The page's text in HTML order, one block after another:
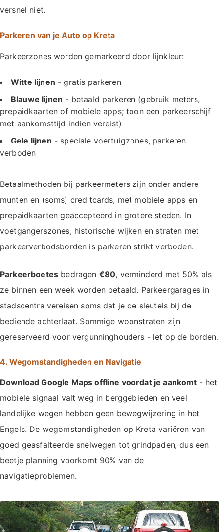
versnel niet.
Parkeren van je Auto op Kreta
Parkeerzones worden gemarkeerd door lijnkleur:
Witte lijnen - gratis parkeren
Blauwe lijnen - betaald parkeren (gebruik meters,
prepaidkaarten of mobiele apps; toon een parkeerschijf
met aankomsttijd indien vereist)
Gele lijnen - speciale voertuigzones, parkeren
verboden
Betaalmethoden bij parkeermeters zijn onder andere
munten en (soms) creditcards, met mobiele apps en
prepaidkaarten geaccepteerd in grotere steden. In
voetgangerszones, historische wijken en straten met
parkeerverbodsborden is parkeren strikt verboden.
Parkeerboetes bedragen €80, verminderd met 50% als
ze binnen een week worden betaald. Parkeergarages in
stadscentra vereisen soms dat je de sleutels bij de
bediende achterlaat. Sommige woonstraten zijn
gereserveerd voor vergunninghouders - let op de borden.
4. Wegomstandigheden en Navigatie
Download Google Maps offline voordat je aankomt - het
mobiele signaal valt weg in berggebieden en veel
landelijke wegen hebben geen bewegwijzering in het
Engels. De wegomstandigheden op Kreta variëren van
goed geasfalteerde snelwegen tot grindpaden, dus een
beetje planning voorkomt 90% van de
navigatieproblemen.